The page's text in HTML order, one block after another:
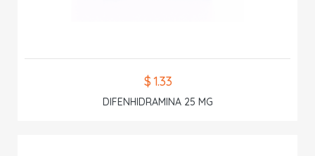
$ 1.33
DIFENHIDRAMINA 25 MG